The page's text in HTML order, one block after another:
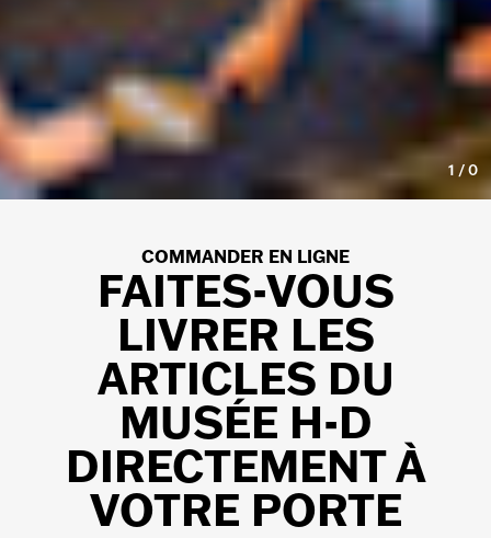
1 /0
COMMANDER EN LIGNE
FAITES-VOUS
LIVRER LES
ARTICLES DU
MUSÉE H-D
DIRECTEMENT À
VOTRE PORTE